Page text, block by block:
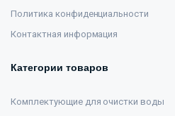
Политика конфиденциальности
Контактная информация
Категории товаров
Комплектующие для очистки воды